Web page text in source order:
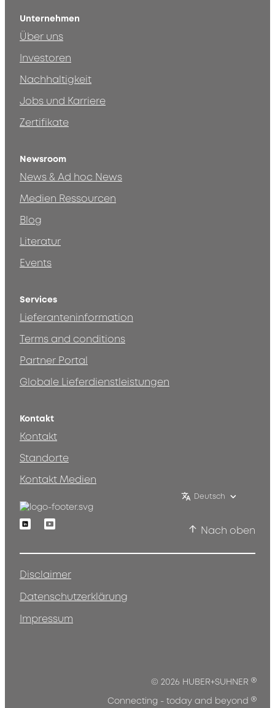
Unternehmen
Über uns
Investoren
Nachhaltigkeit
Jobs und Karriere
Zertifikate
Newsroom
News & Ad hoc News
Medien Ressourcen
Blog
Literatur
Events
Services
Lieferanteninformation
Terms and conditions
Partner Portal
Globale Lieferdienstleistungen
Kontakt
Kontakt
Standorte
Kontakt Medien
Deutsch
LinkedinYoutube
Nach oben
Disclaimer
Datenschutzerklärung
Impressum
© 2026 HUBER+SUHNER ®
Connecting - today and beyond ®